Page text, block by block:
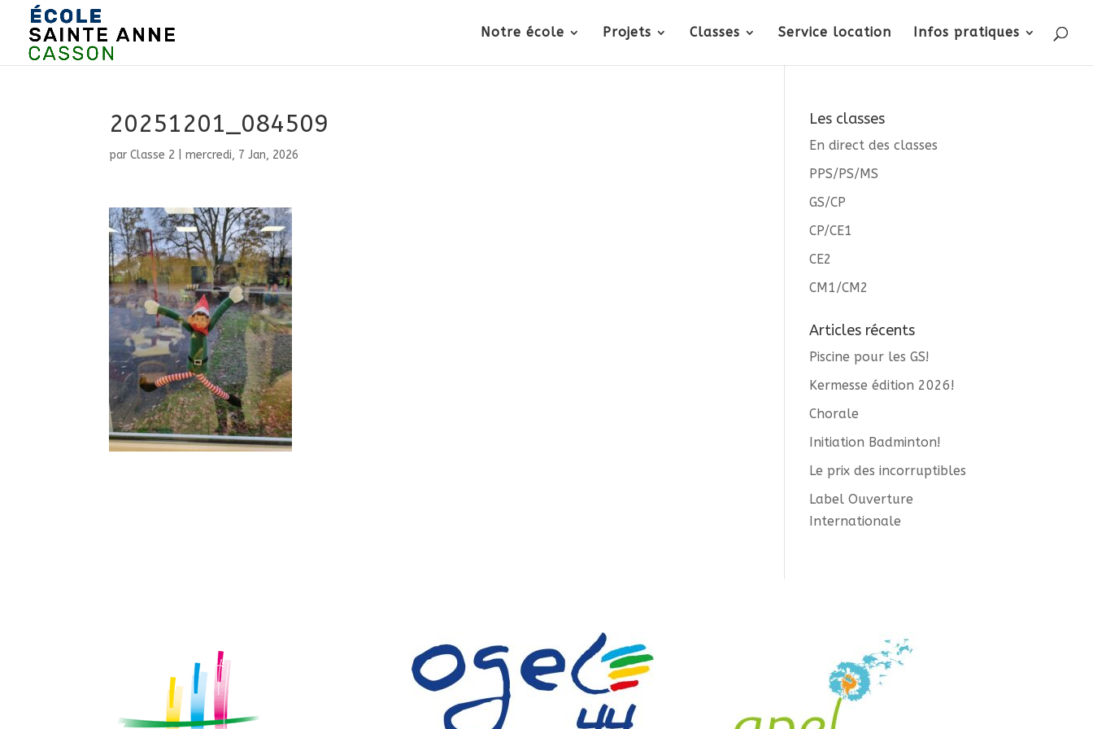
Notre école Projets Classes Service location Infos pratiques
20251201_084509
parClasse 2 |mercredi, 7 Jan, 2026
Les classes
En direct des classes
PPS/PS/MS
GS/CP
CP/CE1
CE2
CM1/CM2
Articles récents
Piscine pour les GS!
Kermesse édition 2026!
Chorale
Initiation Badminton!
Le prix des incorruptibles
Label Ouverture
Internationale